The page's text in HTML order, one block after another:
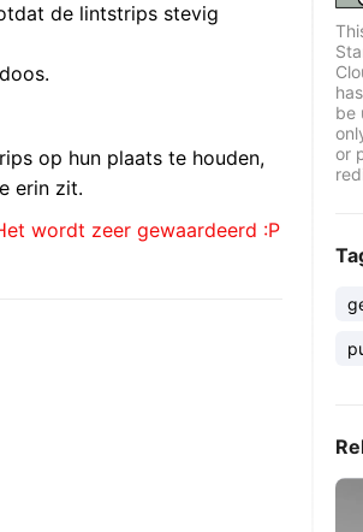
de lintstrips stevig
op hun plaats te houden,
erin zit.
wordt zeer gewaardeerd :P
be
or